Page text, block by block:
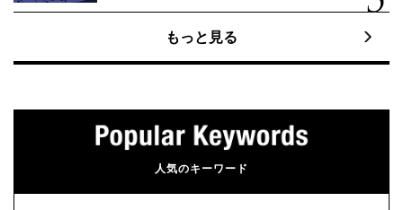
もっと見る
人気のキーワード